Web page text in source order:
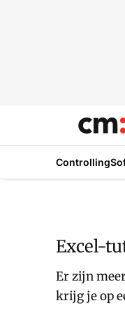
Controlling
Excel-
Er zijn
krijg je op